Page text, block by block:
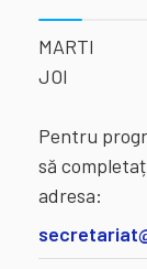
Pentru
să
adresa: